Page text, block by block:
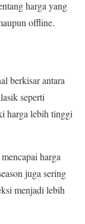
harga yang
offline.
berkisar antara
seperti
harga lebih tinggi
harga
juga sering
menjadi lebih